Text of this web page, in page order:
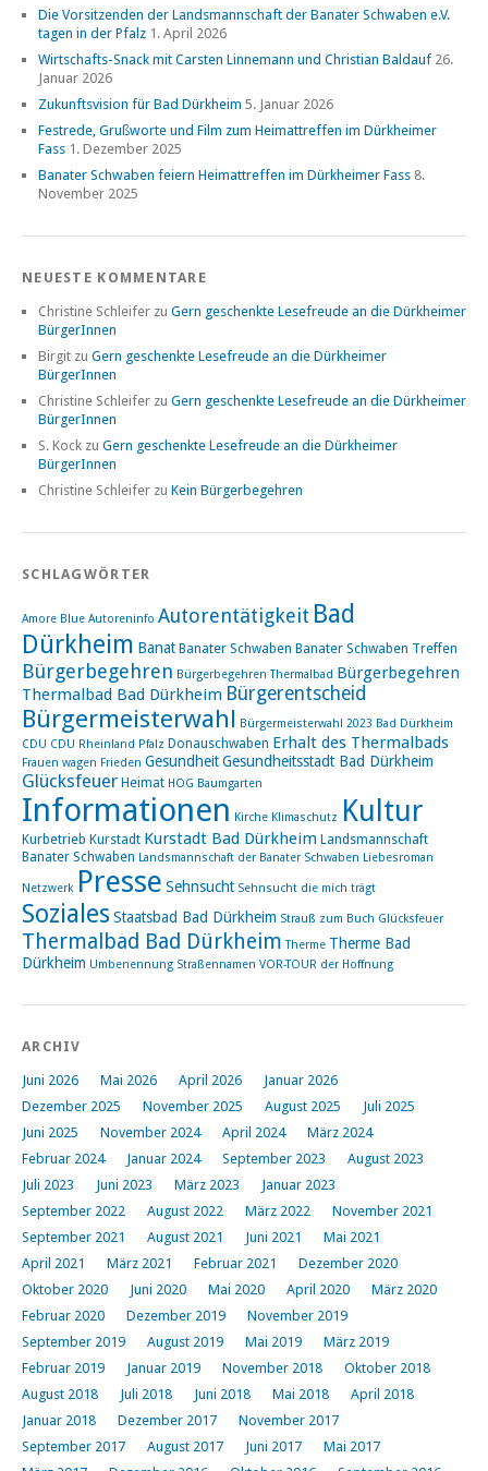
Die Vorsitzenden der Landsmannschaft der Banater Schwaben e.V.
tagen in der Pfalz 1. April 2026
Wirtschafts-Snack mit Carsten Linnemann und Christian Baldauf 26.
Januar 2026
Zukunftsvision für Bad Dürkheim 5. Januar 2026
Festrede, Grußworte und Film zum Heimattreffen im Dürkheimer
Fass 1. Dezember 2025
Banater Schwaben feiern Heimattreffen im Dürkheimer Fass 8.
November 2025
NEUESTE KOMMENTARE
Christine Schleifer zu Gern geschenkte Lesefreude an die Dürkheimer
BürgerInnen
Birgit zu Gern geschenkte Lesefreude an die Dürkheimer
BürgerInnen
Christine Schleifer zu Gern geschenkte Lesefreude an die Dürkheimer
BürgerInnen
S. Kock zu Gern geschenkte Lesefreude an die Dürkheimer
BürgerInnen
Christine Schleifer zu Kein Bürgerbegehren
SCHLAGWÖRTER
Amore Blue Autoreninfo Autorentätigkeit Bad
Dürkheim Banat Banater Schwaben Banater Schwaben Treffen
Bürgerbegehren Bürgerbegehren Thermalbad Bürgerbegehren
Thermalbad Bad Dürkheim Bürgerentscheid
Bürgermeisterwahl Bürgermeisterwahl 2023 Bad Dürkheim
CDU CDU Rheinland Pfalz Donauschwaben Erhalt des Thermalbads
Frauen wagen Frieden GesundheitGesundheitsstadt Bad Dürkheim
Glücksfeuer Heimat HOG Baumgarten
Informationen Kirche Klimaschutz Kultur
Kurbetrieb Kurstadt Kurstadt Bad Dürkheim Landsmannschaft
Banater Schwaben Landsmannschaft der Banater Schwaben Liebesroman
Netzwerk Presse Sehnsucht Sehnsucht die mich trägt
Soziales Staatsbad Bad Dürkheim Strauß zum Buch Glücksfeuer
Thermalbad Bad Dürkheim Therme Therme Bad
Dürkheim Umbenennung Straßennamen VOR-TOUR der Hoffnung
ARCHIV
Juni 2026 Mai 2026 April 2026
Januar 2026
Dezember 2025
November 2025 August 2025
Juli 2025
Juni 2025
November 2024 April 2024
März 2024
Februar 2024
Januar 2024 September 2023
August 2023
Juli 2023
Juni 2023 März 2023
Januar 2023
September 2022
August 2022 März 2022
November 2021
September 2021
August 2021 Juni 2021
Mai 2021
April 2021
März 2021 Februar 2021
Dezember 2020
Oktober 2020
Juni 2020 Mai 2020 April 2020
März 2020
Februar 2020
Dezember 2019
November 2019
September 2019
August 2019 Mai 2019
März 2019
Februar 2019
Januar 2019 November 2018
Oktober 2018
August 2018
Juli 2018 Juni 2018 Mai 2018
April 2018
Januar 2018
Dezember 2017
November 2017
September 2017
August 2017 Juni 2017
Mai 2017